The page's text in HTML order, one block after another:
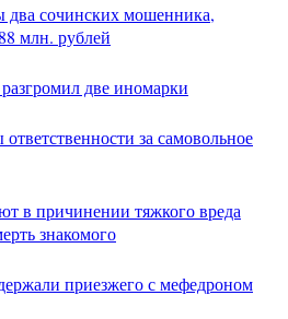
сочинских мошенника,
млн. рублей
две иномарки
за самовольное
в причинении тяжкого вреда
знакомого
приезжего с мефедроном